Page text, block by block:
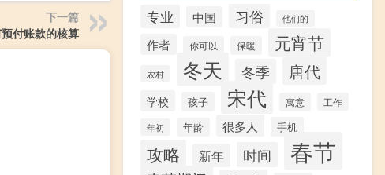
下一篇
付账款的核算
专业 中国 习俗 他们的
作者 你可以 保暖 元宵节
农村 冬天 冬季 唐代
学校 孩子 宋代 寓意 工作
年初 年龄 很多人 手机
攻略 新年 时间 春节